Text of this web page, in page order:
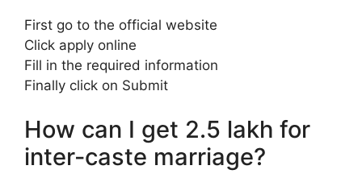
First go to the official website
Click apply online
Fill in the required information
Finally click on Submit
How can I get 2.5 lakh for
inter-caste marriage?